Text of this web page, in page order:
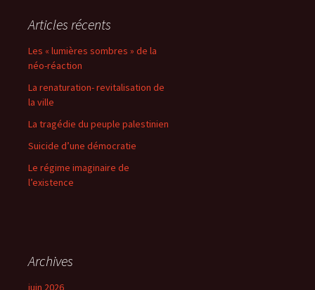
Articles récents
Les « lumières sombres » de la
néo-réaction
La renaturation- revitalisation de
la ville
La tragédie du peuple palestinien
Suicide d’une démocratie
Le régime imaginaire de
l’existence
Archives
juin 2026